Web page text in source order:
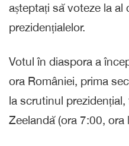
așteptați să voteze la al
prezidențialelor.
Votul în diaspora a
ora României, prima
la scrutinul
Zeelandă (ora 7:00, ora